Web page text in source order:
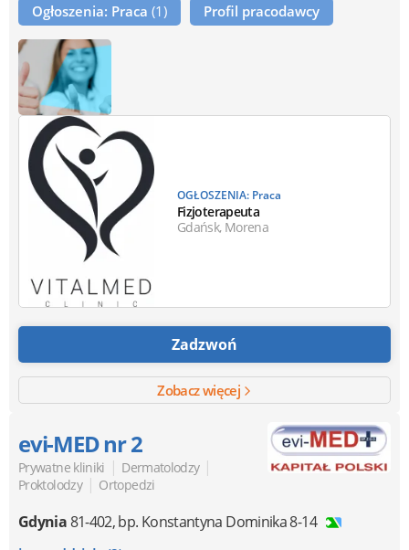
Ogłoszenia: Praca (1) Profil pracodawcy
OGŁOSZENIA: Praca
Fizjoterapeuta
Gdańsk, Morena
Zadzwoń
Zobacz więcej
evi-MED nr 2
Prywatne kliniki | Dermatolodzy |
Proktolodzy | Ortopedzi
Gdynia81-402,bp. Konstantyna Dominika 8-14